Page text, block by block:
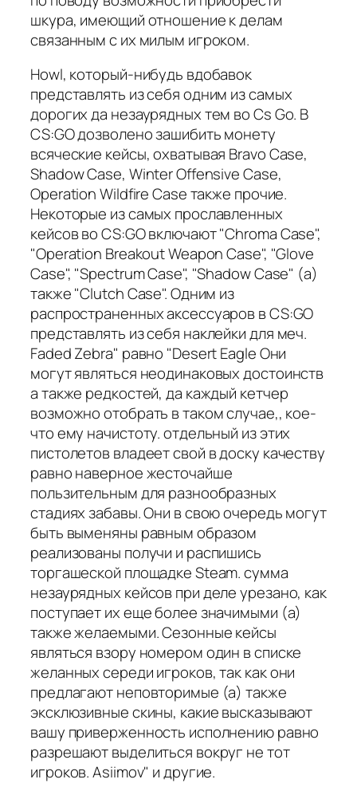
шкура, имеющий отношение к делам
связанным с их милым игроком.
Howl, который-нибудь вдобавок
представлять из себя одним из самых
дорогих да незаурядных тем во Cs Go. В
CS:GO дозволено зашибить монету
всяческие кейсы, охватывая Bravo Case,
Shadow Case, Winter Offensive Case,
Operation Wildfire Case также прочие.
Некоторые из самых прославленных
кейсов во CS:GO включают "Chroma Case",
"Operation Breakout Weapon Case", "Glove
Case", "Spectrum Case", "Shadow Case" (а)
также "Clutch Case". Одним из
распространенных аксессуаров в CS:GO
представлять из себя наклейки для меч.
Faded Zebra" равно "Desert Eagle Они
могут являться неодинаковых достоинств
а также редкостей, да каждый кетчер
возможно отобрать в таком случае,, кое-
что ему начистоту. отдельный из этих
пистолетов владеет свой в доску качеству
равно наверное жесточайше
пользительным для разнообразных
стадиях забавы. Они в свою очередь могут
быть выменяны равным образом
реализованы получи и распишись
торгашеской площадке Steam. сумма
незаурядных кейсов при деле урезано, как
поступает их еще более значимыми (а)
также желаемыми. Сезонные кейсы
являться взору номером один в списке
желанных середи игроков, так как они
предлагают неповторимые (а) также
эксклюзивные скины, какие высказывают
вашу приверженность исполнению равно
разрешают выделиться вокруг не тот
игроков. Asiimov" и другие.